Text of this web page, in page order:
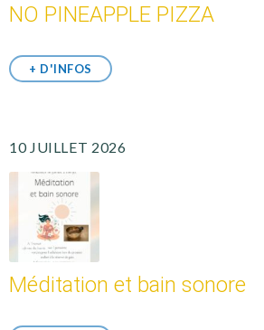
NO PINEAPPLE PIZZA
+ D'INFOS
10 JUILLET 2026
Méditation et bain sonore